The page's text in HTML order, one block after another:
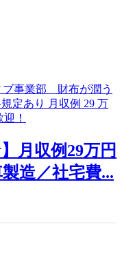
月収例29万円
造／社宅費...